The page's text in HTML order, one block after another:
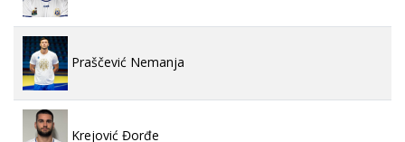
Praščević Nemanja
Krejović Đorđe